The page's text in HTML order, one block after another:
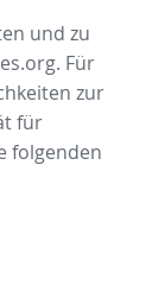
und zu
Für
zur
für
folgenden